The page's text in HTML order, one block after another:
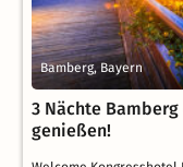
Bamberg, Bayern
3 Nächte
genießen!